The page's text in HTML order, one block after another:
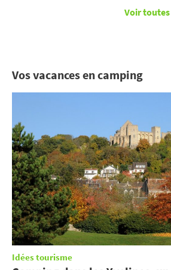
Voir
Vos vacances en camping
Idées tourisme